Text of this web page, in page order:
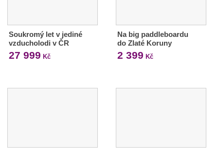
Soukromý let v jediné
vzducholodi v ČR
27 999 Kč
Na big paddleboardu
do Zlaté Koruny
2 399 Kč